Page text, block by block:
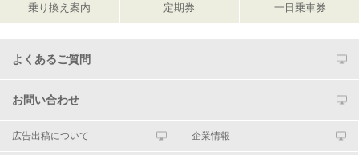
乗り換え案内
定期券
一日乗車券
よくあるご質問
お問い合わせ
広告出稿について 企業情報